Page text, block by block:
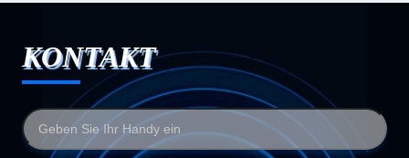
KONTAKT